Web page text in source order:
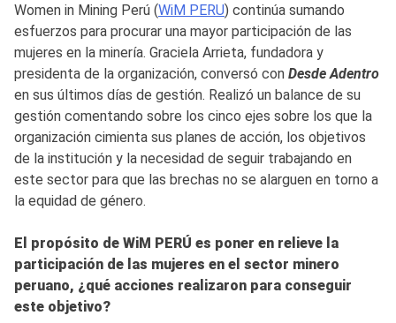
Women in Mining Perú (WiM PERU) continúa sumando
esfuerzos para procurar una mayor participación de las
mujeres en la minería. Graciela Arrieta, fundadora y
presidenta de la organización, conversó con Desde Adentro
en sus últimos días de gestión. Realizó un balance de su
gestión comentando sobre los cinco ejes sobre los que la
organización cimienta sus planes de acción, los objetivos
de la institución y la necesidad de seguir trabajando en
este sector para que las brechas no se alarguen en torno a
la equidad de género.
El propósito de WiM PERÚ es poner en relieve la
participación de las mujeres en el sector minero
peruano, ¿qué acciones realizaron para conseguir
este objetivo?